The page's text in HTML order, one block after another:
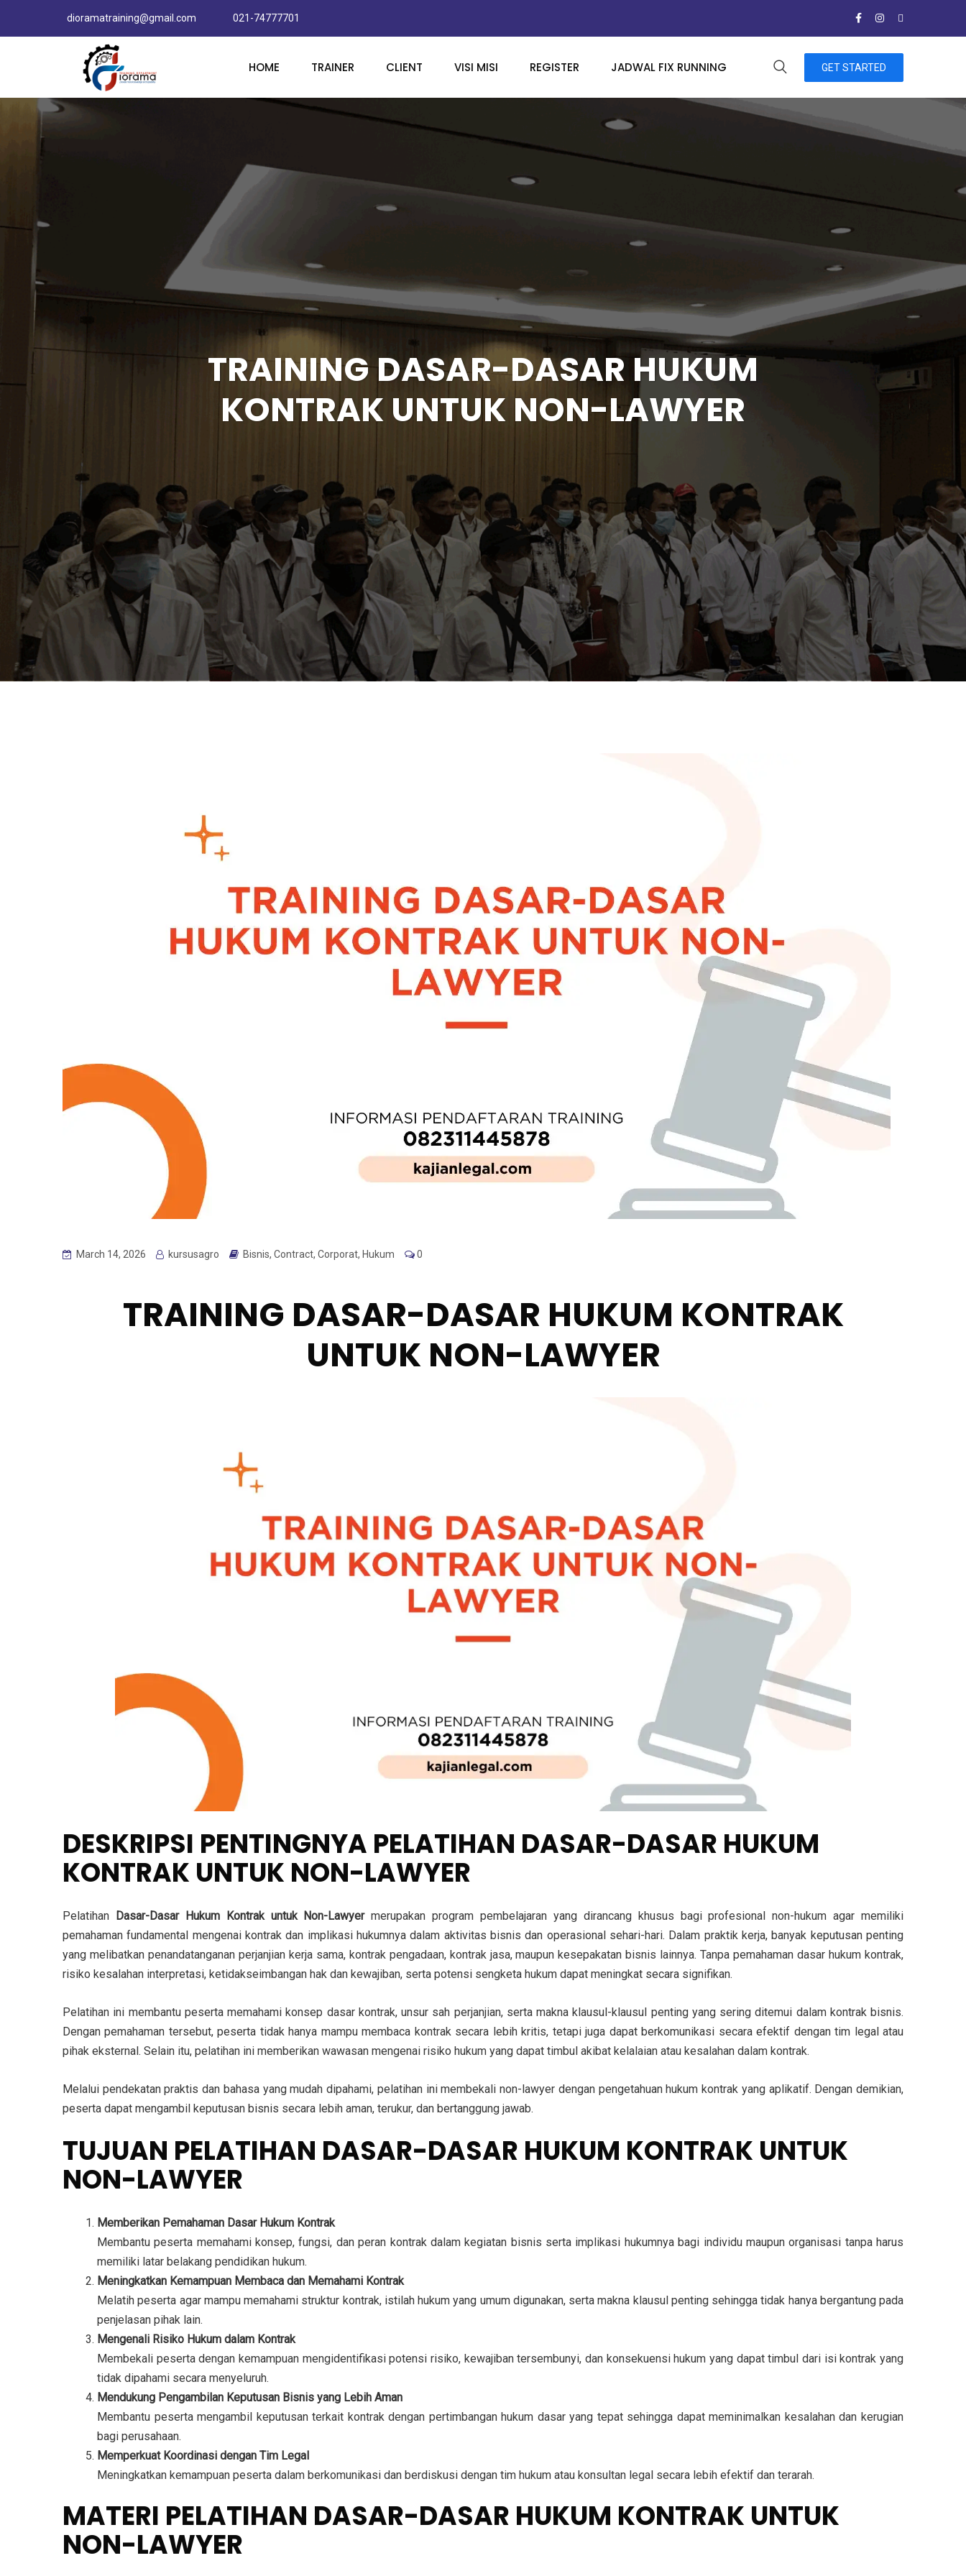
dioramatraining@gmail.com 021-74777701
HOME TRAINER CLIENT VISI MISI REGISTER JADWAL FIX RUNNING GET STARTED
TRAINING DASAR-DASAR HUKUM
KONTRAK UNTUK NON-LAWYER
March 14, 2026 kursusagro Bisnis, Contract, Corporat, Hukum 0
TRAINING DASAR-DASAR HUKUM KONTRAK
UNTUK NON-LAWYER
DESKRIPSI PENTINGNYA PELATIHAN DASAR-DASAR HUKUM
KONTRAK UNTUK NON-LAWYER
Pelatihan Dasar-Dasar Hukum Kontrak untuk Non-Lawyermerupakan program pembelajaran yang dirancang khusus bagi profesional non-hukum agar memiliki
pemahaman fundamental mengenai kontrak dan implikasi hukumnya dalam aktivitas bisnis dan operasional sehari-hari. Dalam praktik kerja, banyak keputusan penting
yang melibatkan penandatanganan perjanjian kerja sama, kontrak pengadaan, kontrak jasa, maupun kesepakatan bisnis lainnya. Tanpa pemahaman dasar hukum kontrak,
risiko kesalahan interpretasi, ketidakseimbangan hak dan kewajiban, serta potensi sengketa hukum dapat meningkat secara signifikan.
Pelatihan ini membantu peserta memahami konsep dasar kontrak, unsur sah perjanjian, serta makna klausul-klausul penting yang sering ditemui dalam kontrak bisnis.
Dengan pemahaman tersebut, peserta tidak hanya mampu membaca kontrak secara lebih kritis, tetapi juga dapat berkomunikasi secara efektif dengan tim legal atau
pihak eksternal. Selain itu, pelatihan ini memberikan wawasan mengenai risiko hukum yang dapat timbul akibat kelalaian atau kesalahan dalam kontrak.
Melalui pendekatan praktis dan bahasa yang mudah dipahami, pelatihan ini membekali non-lawyer dengan pengetahuan hukum kontrak yang aplikatif. Dengan demikian,
peserta dapat mengambil keputusan bisnis secara lebih aman, terukur, dan bertanggung jawab.
TUJUAN PELATIHAN DASAR-DASAR HUKUM KONTRAK UNTUK
NON-LAWYER
Memberikan Pemahaman Dasar Hukum Kontrak
Membantu peserta memahami konsep, fungsi, dan peran kontrak dalam kegiatan bisnis serta implikasi hukumnya bagi individu maupun organisasi tanpa harus
memiliki latar belakang pendidikan hukum.
Meningkatkan Kemampuan Membaca dan Memahami Kontrak
Melatih peserta agar mampu memahami struktur kontrak, istilah hukum yang umum digunakan, serta makna klausul penting sehingga tidak hanya bergantung pada
penjelasan pihak lain.
Mengenali Risiko Hukum dalam Kontrak
Membekali peserta dengan kemampuan mengidentifikasi potensi risiko, kewajiban tersembunyi, dan konsekuensi hukum yang dapat timbul dari isi kontrak yang
tidak dipahami secara menyeluruh.
Mendukung Pengambilan Keputusan Bisnis yang Lebih Aman
Membantu peserta mengambil keputusan terkait kontrak dengan pertimbangan hukum dasar yang tepat sehingga dapat meminimalkan kesalahan dan kerugian
bagi perusahaan.
Memperkuat Koordinasi dengan Tim Legal
Meningkatkan kemampuan peserta dalam berkomunikasi dan berdiskusi dengan tim hukum atau konsultan legal secara lebih efektif dan terarah.
MATERI PELATIHAN DASAR-DASAR HUKUM KONTRAK UNTUK
NON-LAWYER